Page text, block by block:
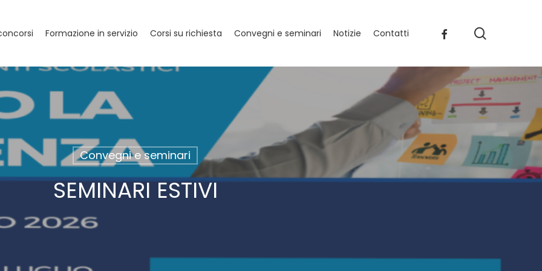
Formazione in servizio Corsi su richiesta Convegni e seminari Notizie Contatti facebook
Convegni e seminari
SEMINARI ESTIVI